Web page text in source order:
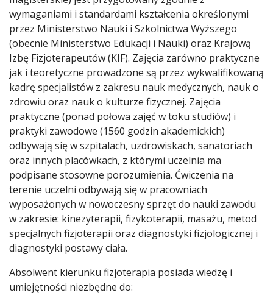
wymaganiami i standardami kształcenia określonymi
przez Ministerstwo Nauki i Szkolnictwa Wyższego
(obecnie Ministerstwo Edukacji i Nauki) oraz Krajową
Izbę Fizjoterapeutów (KIF). Zajęcia zarówno praktyczne
jak i teoretyczne prowadzone są przez wykwalifikowaną
kadrę specjalistów z zakresu nauk medycznych, nauk o
zdrowiu oraz nauk o kulturze fizycznej. Zajęcia
praktyczne (ponad połowa zajęć w toku studiów) i
praktyki zawodowe (1560 godzin akademickich)
odbywają się w szpitalach, uzdrowiskach, sanatoriach
oraz innych placówkach, z którymi uczelnia ma
podpisane stosowne porozumienia. Ćwiczenia na
terenie uczelni odbywają się w pracowniach
wyposażonych w nowoczesny sprzęt do nauki zawodu
w zakresie: kinezyterapii, fizykoterapii, masażu, metod
specjalnych fizjoterapii oraz diagnostyki fizjologicznej i
diagnostyki postawy ciała.
Absolwent kierunku fizjoterapia posiada wiedzę i
umiejętności niezbędne do: